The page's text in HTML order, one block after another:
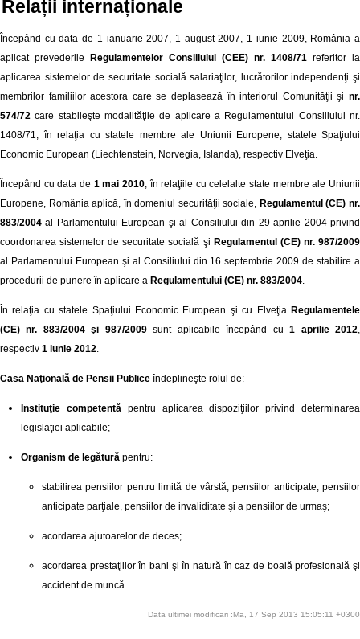
Relații internaționale
Începând cu data de 1 ianuarie 2007, 1 august 2007, 1 iunie 2009, România a
aplicat prevederile Regulamentelor Consiliului (CEE) nr. 1408/71 referitor la
aplicarea sistemelor de securitate socială salariaţilor, lucrătorilor independenţi şi
membrilor familiilor acestora care se deplasează în interiorul Comunităţii şi nr.
574/72 care stabileşte modalităţile de aplicare a Regulamentului Consiliului nr.
1408/71, în relaţia cu statele membre ale Uniunii Europene, statele Spaţiului
Economic European (Liechtenstein, Norvegia, Islanda), respectiv Elveţia.
Începând cu data de 1 mai 2010, în relaţiile cu celelalte state membre ale Uniunii
Europene, România aplică, în domeniul securităţii sociale, Regulamentul (CE) nr.
883/2004 al Parlamentului European şi al Consiliului din 29 aprilie 2004 privind
coordonarea sistemelor de securitate socială şi Regulamentul (CE) nr. 987/2009
al Parlamentului European şi al Consiliului din 16 septembrie 2009 de stabilire a
procedurii de punere în aplicare a Regulamentului (CE) nr. 883/2004.
În relaţia cu statele Spaţiului Economic European şi cu ElveţiaRegulamentele
(CE) nr. 883/2004 şi 987/2009sunt aplicabile începând cu1 aprilie 2012,
respectiv 1 iunie 2012.
Casa Naţională de Pensii Publice îndeplineşte rolul de:
Instituţie competentăpentru aplicarea dispoziţiilor privind determinarea
legislaţiei aplicabile;
Organism de legătură pentru:
stabilirea pensiilor pentru limită de vârstă, pensiilor anticipate, pensiilor
anticipate parţiale, pensiilor de invaliditate şi a pensiilor de urmaş;
acordarea ajutoarelor de deces;
acordarea prestaţiilor în bani şi în natură în caz de boală profesională şi
accident de muncă.
Data ultimei modificari :Ma, 17 Sep 2013 15:05:11 +0300